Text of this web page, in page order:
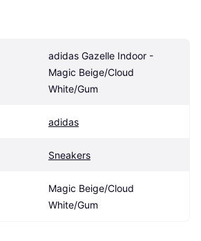
adidas Gazelle Indoor -
Magic Beige/Cloud
White/Gum
adidas
Sneakers
Magic Beige/Cloud
White/Gum